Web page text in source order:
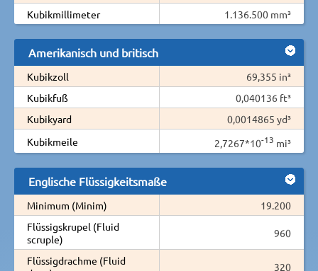
Kubikmillimeter
1.136.500 mm³
Amerikanisch und britisch
Kubikzoll
69,355 in³
Kubikfuß
0,040136 ft³
Kubikyard
0,0014865 yd³
Kubikmeile
2,7267*10-13 mi³
Englische Flüssigkeitsmaße
Minimum (Minim)
19.200
Flüssigskrupel (Fluid
scruple)
960
Flüssigdrachme (Fluid
320